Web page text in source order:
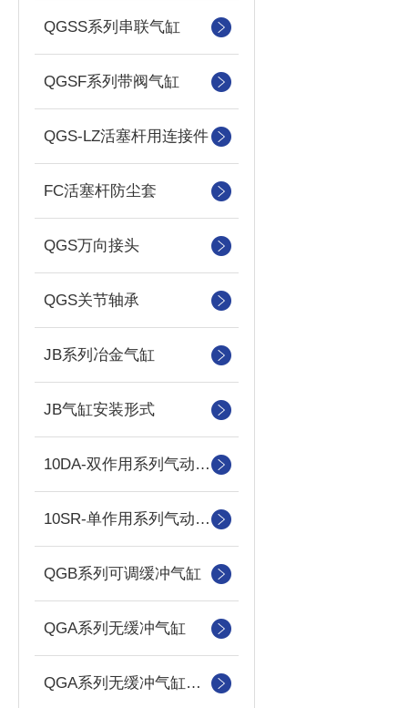
QGSS系列串联气缸
QGSF系列带阀气缸
QGS-LZ活塞杆用连接件
FC活塞杆防尘套
QGS万向接头
QGS关节轴承
JB系列冶金气缸
JB气缸安装形式
10DA-双作用系列气动执行器
10SR-单作用系列气动执行器
QGB系列可调缓冲气缸
QGA系列无缓冲气缸
QGA系列无缓冲气缸安装形式